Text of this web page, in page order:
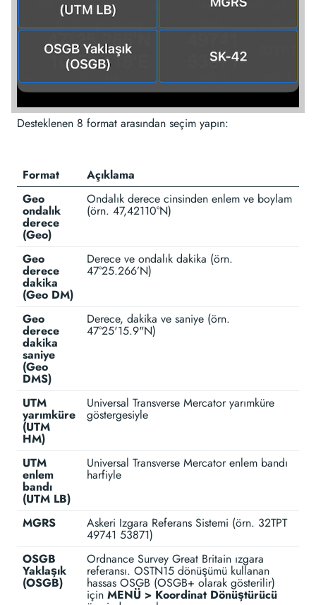
Desteklenen 8 format arasından seçim yapın:
Format
Açıklama
Geo
ondalık
derece
(Geo)
Ondalık derece cinsinden enlem ve boylam
(örn. 47,42110°N)
Geo
derece
dakika
(Geo DM)
Derece ve ondalık dakika (örn.
47°25.266’N)
Geo
derece
dakika
saniye
(Geo
DMS)
Derece, dakika ve saniye (örn.
47°25'15.9"N)
UTM
yarımküre
(UTM
HM)
Universal Transverse Mercator yarımküre
göstergesiyle
UTM
enlem
bandı
(UTM LB)
Universal Transverse Mercator enlem bandı
harfiyle
MGRS Askeri Izgara Referans Sistemi (örn. 32TPT
49741 53871)
OSGB
Yaklaşık
(OSGB)
Ordnance Survey Great Britain ızgara
referansı. OSTN15 dönüşümü kullanan
hassas OSGB (OSGB+ olarak gösterilir)
için MENÜ > Koordinat Dönüştürücü